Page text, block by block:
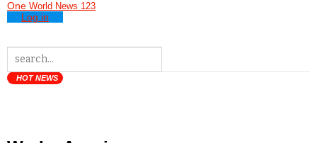
One World News 123
Log in
HOT NEWS